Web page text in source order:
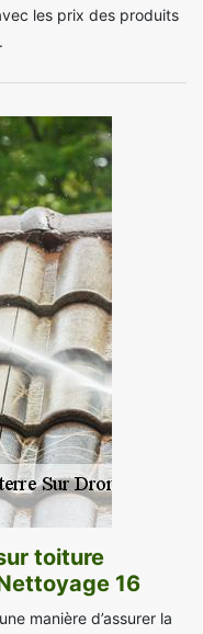
les prix des produits
toiture
16
manière d’assurer la